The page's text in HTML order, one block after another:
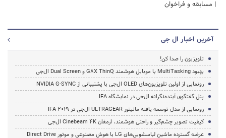
| مسابقه و فراخوان
آخرین اخبار ال جی
تلویزیون را صدا کن!
بهبود MultiTasking با موبایل هوشمند G8X ThinQ و Dual Screen ال‌جی
رونمایی از اولین تلویزیون‌های OLED ال‌جی با پشتیبانی از NVIDIA G-SYNC
پنل گفتگوی آینده‌نگرانه ال‌جی در نمایشگاه IFA
رونمایی از مدل توسعه‌ یافته مانیتور ULTRAGEAR ال‌جی در IFA 2019
کیفیت تصویر چشم‌گیر و راحتی هوشمند، ارمغان Cinebeam 4K ال‌جی
عرضه گسترده ماشین لباسشویی‌های LG با هوش مصنوعی و موتور Direct Drive